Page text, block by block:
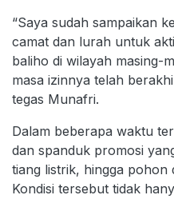
“Saya sudah sampaikan
camat dan lurah untuk
baliho di wilayah masing-
masa izinnya telah
tegas Munafri.
Dalam beberapa waktu
dan spanduk promosi
tiang listrik, hingga pohon
Kondisi tersebut tidak